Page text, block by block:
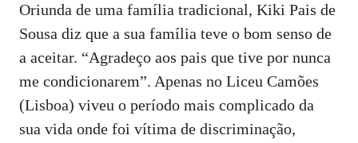
Oriunda de uma família tradicional, Kiki Pais de
Sousa diz que a sua família teve o bom senso de
a aceitar. “Agradeço aos pais que tive por nunca
me condicionarem”. Apenas no Liceu Camões
(Lisboa) viveu o período mais complicado da
sua vida onde foi vítima de discriminação,